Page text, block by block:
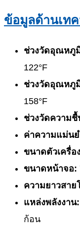
ข้อมูลด้านเท
ช่วงวัดอุณหภู
122°F
ช่วงวัดอุณหภู
158°F
ช่วงวัดความชื้
ค่าความแม่น
ขนาดตัวเครื่อ
ขนาดหน้าจอ:
ความยาวสาย
แหล่งพลังงาน:
ก้อน